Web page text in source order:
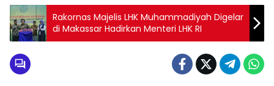
Rakornas Majelis LHK Muhammadiyah Digelar
di Makassar Hadirkan Menteri LHK RI